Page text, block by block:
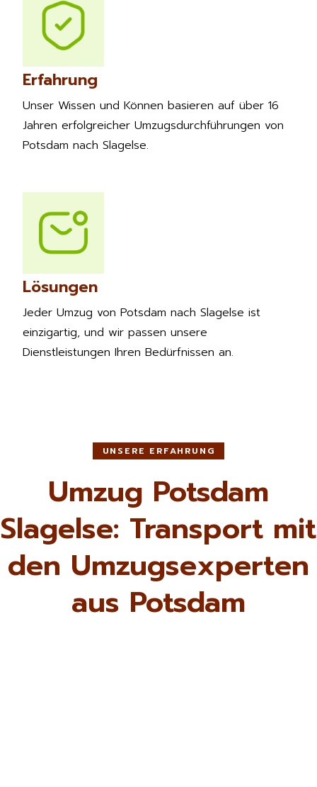
Erfahrung
Unser Wissen und Können basieren auf über 16
Jahren erfolgreicher Umzugsdurchführungen von
Potsdam nach Slagelse.
Lösungen
Jeder Umzug von Potsdam nach Slagelse ist
einzigartig, und wir passen unsere
Dienstleistungen Ihren Bedürfnissen an.
UNSERE ERFAHRUNG
Umzug Potsdam
Slagelse: Transport mit
den Umzugsexperten
aus Potsdam